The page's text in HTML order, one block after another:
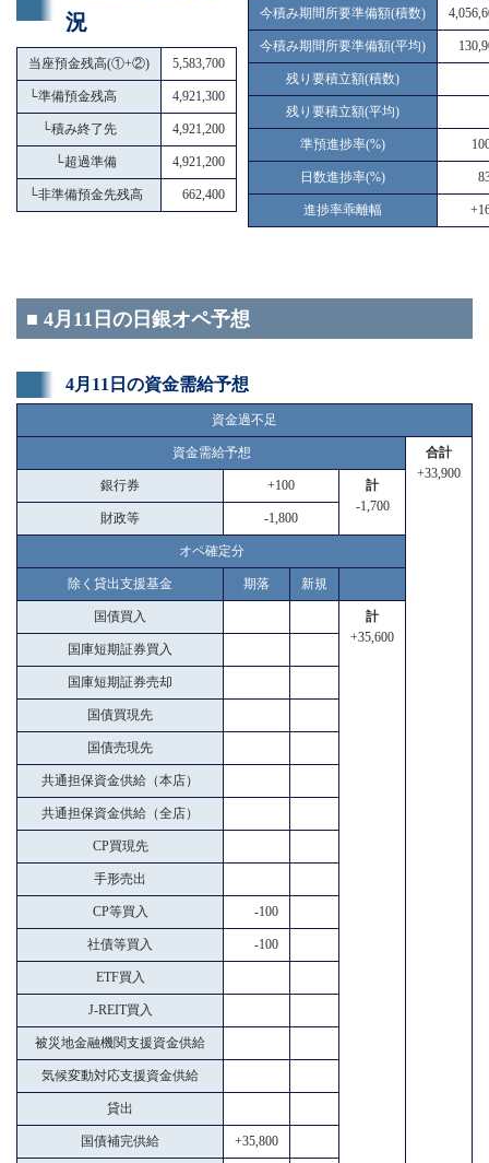
況
当座預金残高(①+②) 5,583,700
└準備預金残高 4,921,300
└積み終了先 4,921,200
└超過準備 4,921,200
└非準備預金先残高 662,400
今積み期間所要準備額(積数)
今積み期間所要準備額(平均)
残り要積立額(積数)
残り要積立額(平均)
準預進捗率(%)
日数進捗率(%)
進捗率乖離幅
■ 4月11日の日銀オペ予想
4月11日の資金需給予想
資金過不足
資金需給予想
合計
+33,900
銀行券 +100
計
-1,700
財政等 -1,800
オペ確定分
除く貸出支援基金 期落 新規
国債買入
計
+35,600
国庫短期証券買入
国庫短期証券売却
国債買現先
国債売現先
共通担保資金供給（本店）
共通担保資金供給（全店）
CP買現先
手形売出
CP等買入 -100
社債等買入 -100
ETF買入
J-REIT買入
被災地金融機関支援資金供給
気候変動対応支援資金供給
貸出
国債補完供給 +35,800